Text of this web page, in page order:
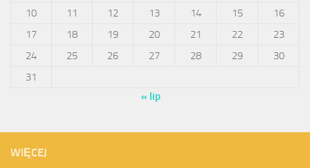
10
11 12 13 14 15
16
17
18 19 20 21 22
23
24
25 26 27 28 29
30
31
« lip
WIĘCEJ